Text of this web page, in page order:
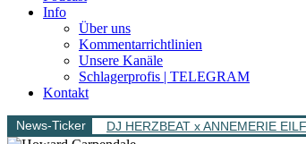
Info
Über uns
Kommentarrichtlinien
Unsere Kanäle
Schlagerprofis | TELEGRAM
Kontakt
News-Ticker DJ HERZBEAT x ANNEMERIE